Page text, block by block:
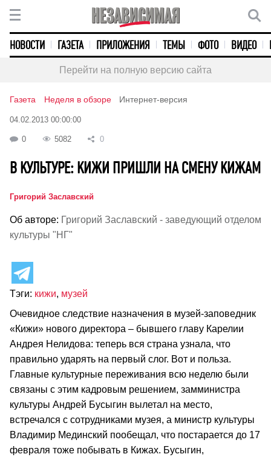
НОВОСТИ ГАЗЕТА ПРИЛОЖЕНИЯ ТЕМЫ ФОТО ВИДЕО
Перейти на полную версию сайта
Газета Неделя в обзоре Интернет-версия
04.02.2013 00:00:00
0 5082 0
В КУЛЬТУРЕ: КИЖИ ПРИШЛИ НА СМЕНУ КИЖАМ
Григорий Заславский
Об авторе: Григорий Заславский - заведующий отделом
культуры "НГ"
Тэги: кижи, музей
Очевидное следствие назначения в музей-заповедник
«Кижи» нового директора – бывшего главу Карелии
Андрея Нелидова: теперь вся страна узнала, что
правильно ударять на первый слог. Вот и польза.
Главные культурные переживания всю неделю были
связаны с этим кадровым решением, замминистра
культуры Андрей Бусыгин вылетал на место,
встречался с сотрудниками музея, а министр культуры
Владимир Мединский пообещал, что постарается до 17
февраля тоже побывать в Кижах. Бусыгин,